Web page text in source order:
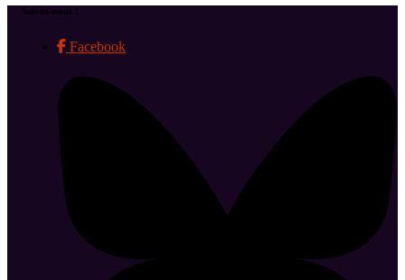
Suivez-nous !
Facebook